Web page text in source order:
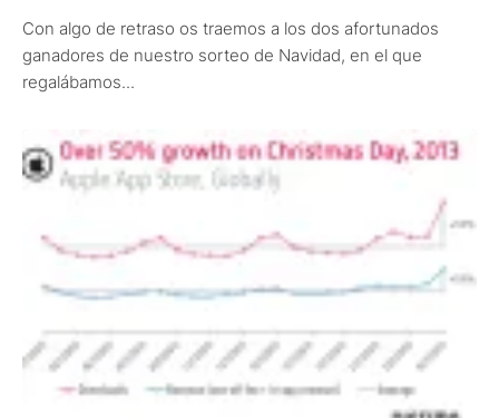
Con algo de retraso os traemos a los dos afortunados
ganadores de nuestro sorteo de Navidad, en el que
regalábamos...